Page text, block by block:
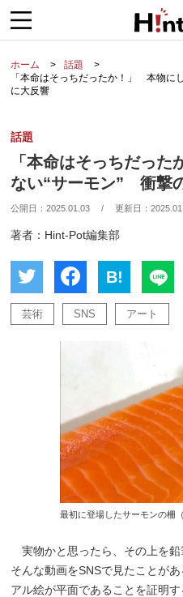
ホーム
話題
「本命はそっちだったか！」 本物に
に大反響
話題
「本命はそっちだっ
ない“サーモン” 衝撃
公開日：2025.01.03 / 更新日：
著者：Hint-Pot編集部
B!
芸術 SNS アート
最初に登場したサーモンの柵
実物かと思ったら、その上を
そんな動画をSNSで見たことが
アル絵が平面であることを証明